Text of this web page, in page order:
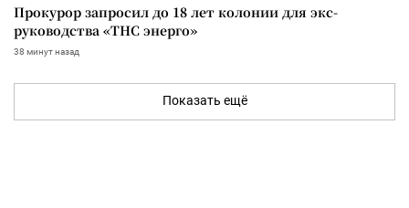
Прокурор запросил до 18 лет колонии для экс-
руководства «ТНС энерго»
38 минут назад
Показать ещё